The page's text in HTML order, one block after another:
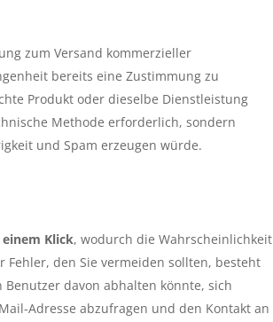
zum Versand kommerzieller
bereits eine Zustimmung zu
Produkt oder dieselbe Dienstleistung
Methode erforderlich, sondern
und Spam erzeugen würde.
Klick, wodurch die Wahrscheinlichkeit
den Sie vermeiden sollten, besteht
davon abhalten könnte, sich
Adresse abzufragen und den Kontakt an